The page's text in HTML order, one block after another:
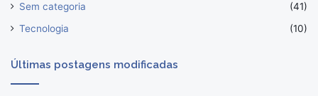
Sem categoria
(41)
Tecnologia
(10)
Últimas postagens modificadas